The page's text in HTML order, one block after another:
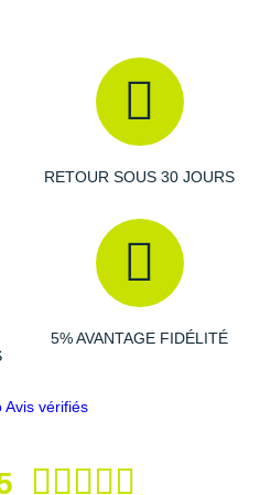
à votre course. La hauteur de la
vous maintenir près du sol pour
et d'une parfaite
monocouche, elle garantit une
l'air pour éviter la surchauffe. Elle
forme de votre pied afin de vous
languette et le col sont fins et
pour un
ajustement
idéal
de pression possibles. L'avant de
dans un
RETOUR SOUS 30 JOURS
5% AVANTAGE FIDÉLITÉ